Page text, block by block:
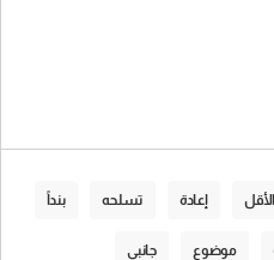
الأقل إعادة تسلحه بنداً
موضوع جانبي